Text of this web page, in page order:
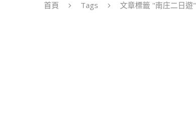
首頁 Tags 文章標籤 "南庄二日遊"